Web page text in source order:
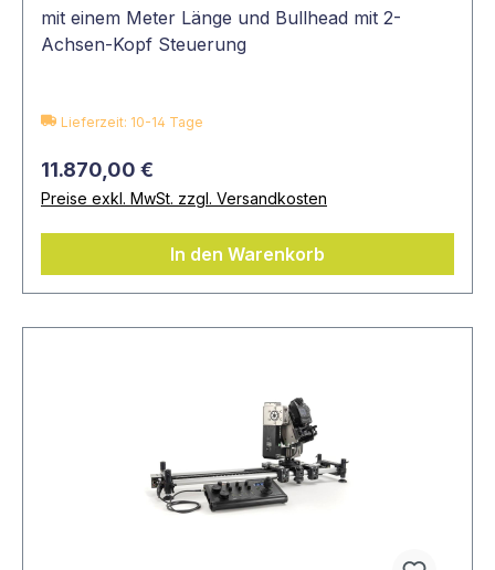
mit einem Meter Länge und Bullhead mit 2-
Achsen-Kopf Steuerung
Lieferzeit: 10-14 Tage
11.870,00 €
Preise exkl. MwSt. zzgl. Versandkosten
In den Warenkorb